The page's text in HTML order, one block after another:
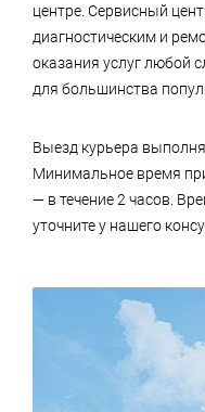
центре. Сервисный
диагностическим и
оказания услуг любой
для большинства
Выезд курьера
Минимальное время
— в течение 2 часов.
уточните у нашего